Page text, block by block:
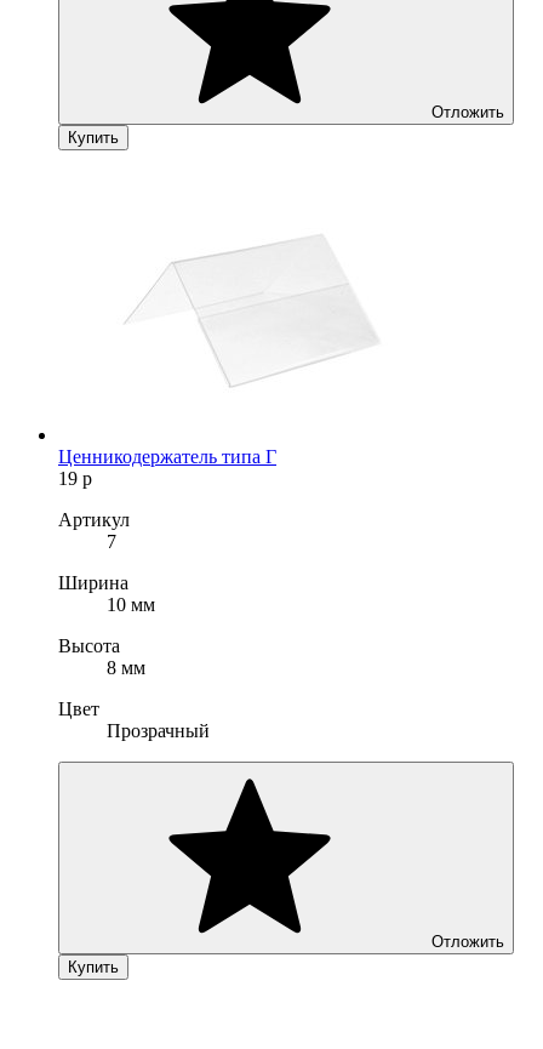
Отложить
Купить
Ценникодержатель типа Г
19 р
Артикул
7
Ширина
10 мм
Высота
8 мм
Цвет
Прозрачный
Отложить
Купить